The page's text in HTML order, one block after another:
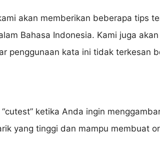
akan memberikan beberapa tips
Bahasa Indonesia. Kami juga
penggunaan kata ini tidak terkesan
ketika Anda ingin
yang tinggi dan mampu membuat